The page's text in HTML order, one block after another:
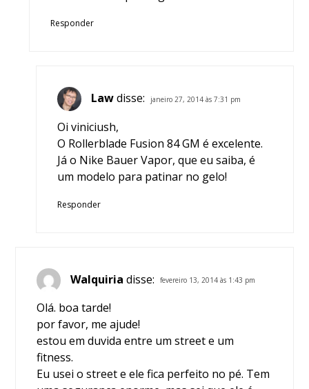
Responder
Law disse: janeiro 27, 2014 às 7:31 pm
Oi viniciush,
O Rollerblade Fusion 84 GM é excelente.
Já o Nike Bauer Vapor, que eu saiba, é
um modelo para patinar no gelo!
Responder
Walquiria disse: fevereiro 13, 2014 às 1:43 pm
Olá. boa tarde!
por favor, me ajude!
estou em duvida entre um street e um
fitness.
Eu usei o street e ele fica perfeito no pé. Tem